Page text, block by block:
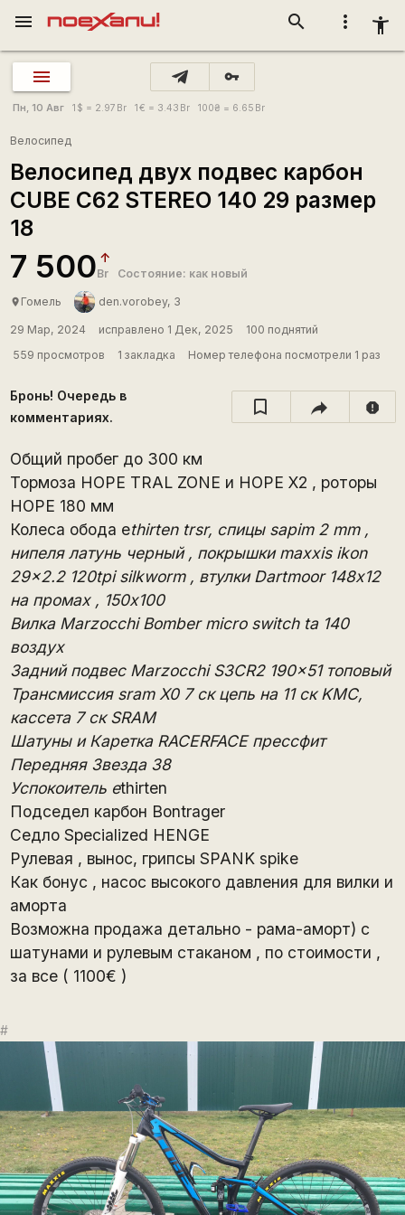
more_vert accessibility_new
search
menu
vpn_key
Пн, 10 Авг 1 $ = 2.97 Br 1€ = 3.43 Br 100₴ = 6.65 Br
Велосипед
Велосипед двух подвес карбон
CUBE C62 STEREO 140 29 размер
18
7 500Br Состояние: как новый
place Гомель den.vorobey, 3
29 Мар, 2024 исправлено 1 Дек, 2025
100 поднятий
559 просмотров
1 закладка Номер телефона посмотрели 1 раз
Бронь! Очередь в
комментариях.
report
Общий пробег до 300 км
Тормоза HOPE TRAL ZONE и HOPE X2 , роторы
HOPE 180 мм
Колеса обода ethirten trsr, спицы sapim 2 mm ,
нипеля латунь черный , покрышки maxxis ikon
29x2.2 120tpi silkworm , втулки Dartmoor 148х12
на промах , 150х100
Вилка Marzocchi Bomber micro switch ta 140
воздух
Задний подвес Marzocchi S3CR2 190x51 топовый
Трансмиссия sram X0 7 ск цепь на 11 ск KMC,
кассета 7 ск SRAM
Шатуны и Каретка RACERFACE прессфит
Передняя Звезда 38
Успокоитель ethirten
Подседел карбон Bontrager
Седло Specialized HENGE
Рулевая , вынос, грипсы SPANK spike
Как бонус , насос высокого давления для вилки и
аморта
Возможна продажа детально - рама-аморт) с
шатунами и рулевым стаканом , по стоимости ,
за все ( 1100€ )
#